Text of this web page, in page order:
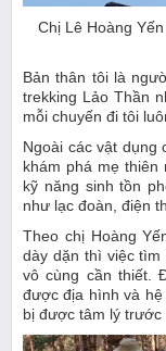
Chị Lê Hoàng
Bản thân tôi là
trekking Lảo Thần
mỗi chuyến đi tôi
Ngoài các vật dụng
khám phá mẹ
kỹ năng sinh tồn
như lạc đoàn, điện
Theo chị Hoàng
dày dặn thì việc
vô cùng cần thiết.
được địa hình và
bị được tâm lý trước